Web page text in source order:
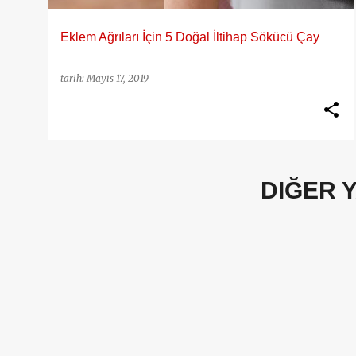
Eklem Ağrıları İçin 5 Doğal İltihap Sökücü Çay
tarih:Mayıs 17, 2019
DIĞER